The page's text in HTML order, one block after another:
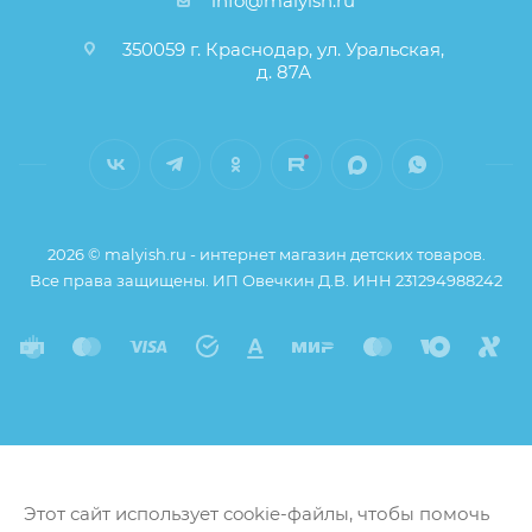
350059 г. Краснодар, ул. Уральская,
д. 87А
2026 © malyish.ru - интернет магазин детских товаров.
Все права защищены. ИП Овечкин Д.В. ИНН 231294988242
Этот сайт использует cookie-файлы, чтобы помочь